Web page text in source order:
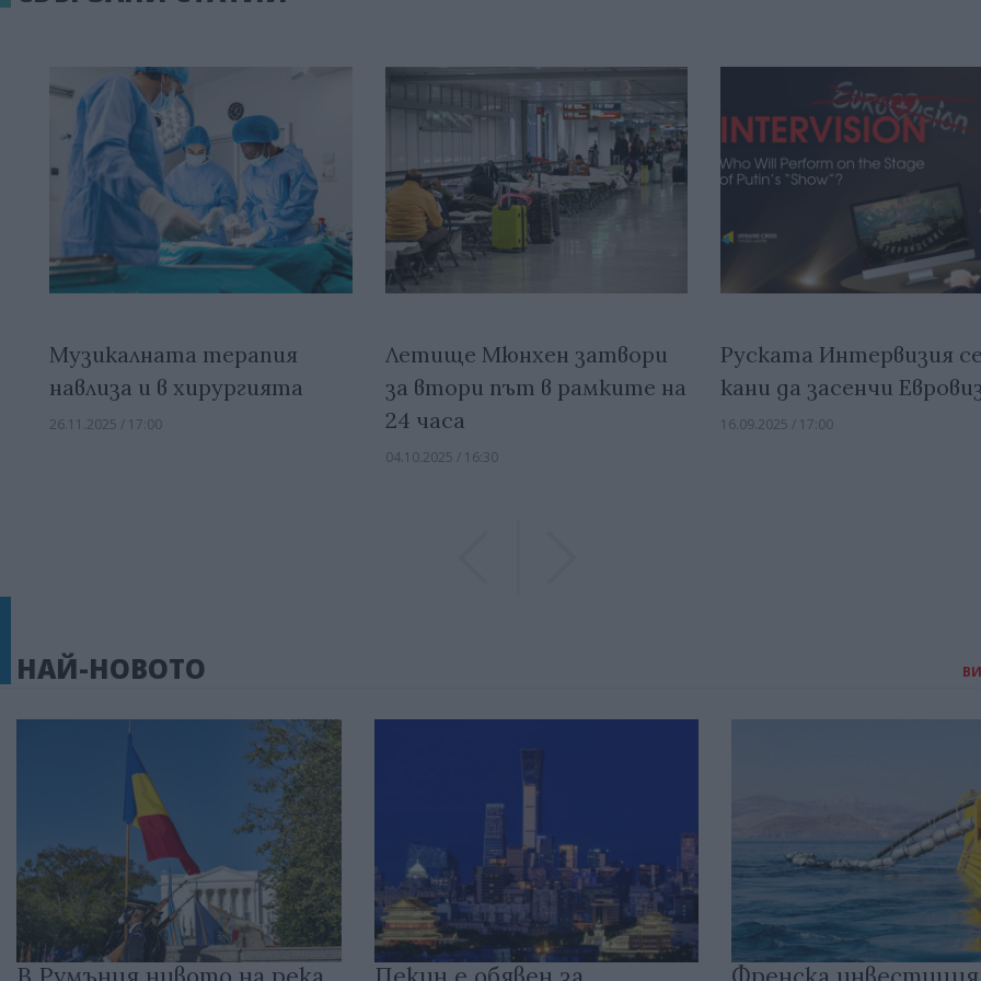
Музикалната терапия
навлиза и в хирургията
26.11.2025 / 17:00
Летище Мюнхен затвори
за втори път в рамките на
24 часа
04.10.2025 / 16:30
Руската Интервизия
кани да засенчи
16.09.2025 / 17:00
НАЙ-НОВОТО